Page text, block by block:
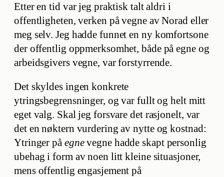
Etter en tid var jeg praktisk talt aldri i
offentligheten, verken på vegne av Norad eller
meg selv. Jeg hadde funnet en ny komfortsone
der offentlig oppmerksomhet, både på egne og
arbeidsgivers vegne, var forstyrrende.
Det skyldes ingen konkrete
ytringsbegrensninger, og var fullt og helt mitt
eget valg. Skal jeg forsvare det rasjonelt, var
det en nøktern vurdering av nytte og kostnad:
Ytringer på egnevegne hadde skapt personlig
ubehag i form av noen litt kleine situasjoner,
mens offentlig engasjement på